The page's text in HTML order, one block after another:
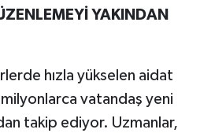
YAKINDAN
hızla yükselen aidat
vatandaş yeni
takip ediyor. Uzmanlar,